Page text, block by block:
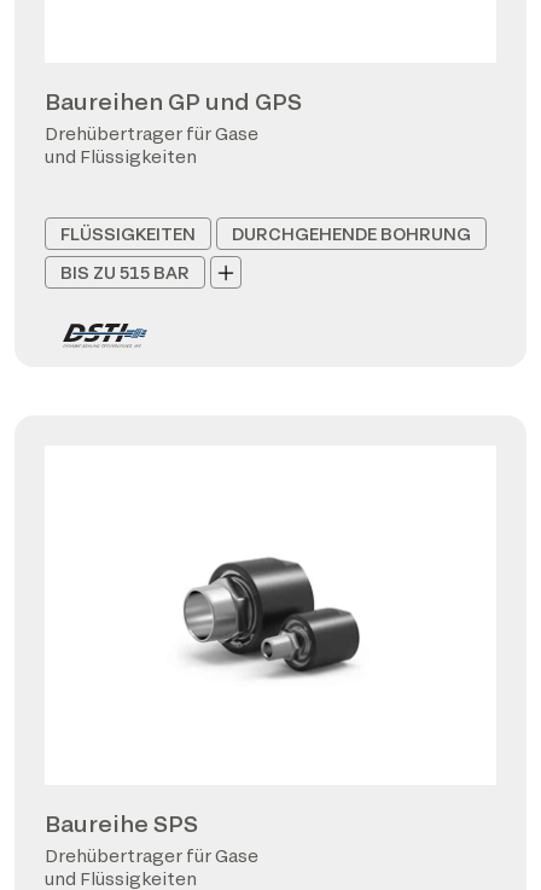
Baureihen GP und GPS
Drehübertrager für Gase
und Flüssigkeiten
FLÜSSIGKEITEN
DURCHGEHENDE BOHRUNG
BIS ZU 515 BAR
Baureihe SPS
Drehübertrager für Gase
und Flüssigkeiten